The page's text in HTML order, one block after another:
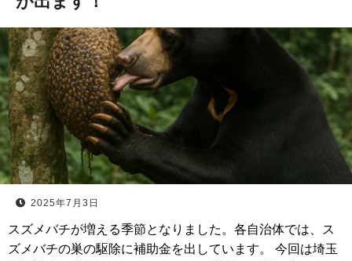
2025年7月3日
スズメバチが増える季節となりました。各自治体では、ス
ズメバチの巣の駆除に補助金を出しています。 今回は埼玉